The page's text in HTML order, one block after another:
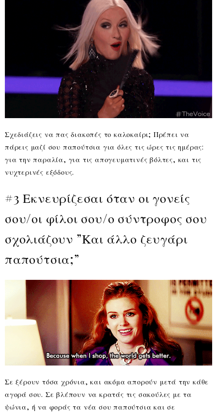
Σχεδιάζεις να πας διακοπές το καλοκαίρι; Πρέπει να
πάρεις μαζί σου παπούτσια για όλες τις ώρες τις ημέρας:
για την παραλία, για τις απογευματινές βόλτες, και τις
νυχτερινές εξόδους.
#3 Εκνευρίζεσαι όταν οι γονείς
σου/οι φίλοι σου/ο σύντροφος σου
σχολιάζουν ”Και άλλο ζευγάρι
παπούτσια;”
Σε ξέρουν τόσα χρόνια, και ακόμα απορούν μετά την κάθε
αγορά σου. Σε βλέπουν να κρατάς τις σακούλες με τα
ψώνια, ή να φοράς τα νέα σου παπούτσια και σε